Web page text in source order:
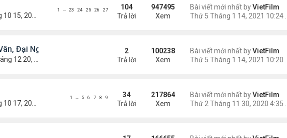
2020 1:26 pm
Bài viết mới nhất byVietFilm
104
Trả lời
947495
Xem
1 … 23 24 25 26 27
Đại Nghĩa
2020 8:06 pm
Bài viết mới nhất byVietFilm
2
Trả lời
100238
Xem
2020 9:19 pm
Bài viết mới nhất byVietFilm
34
Trả lời
217864
Xem
1 … 5 6 7 8 9